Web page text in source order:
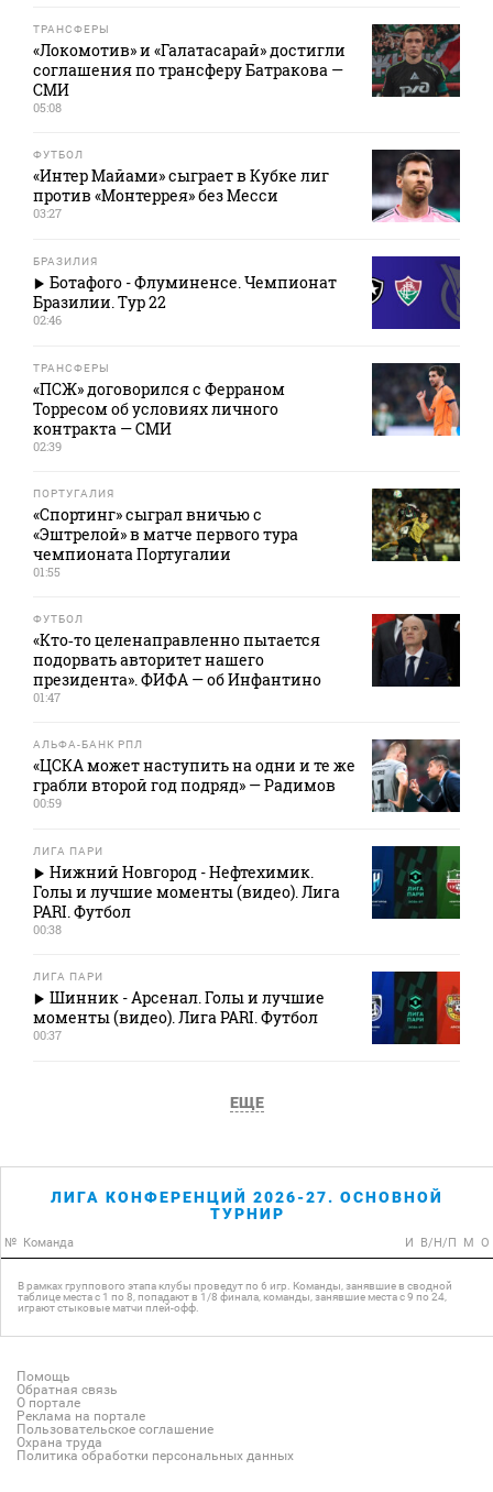
ТРАНСФЕРЫ
«Локомотив» и «Галатасарай» достигли
соглашения по трансферу Батракова —
СМИ
05:08
ФУТБОЛ
«Интер Майами» сыграет в Кубке лиг
против «Монтеррея» без Месси
03:27
БРАЗИЛИЯ
Ботафого - Флуминенсе. Чемпионат
Бразилии. Тур 22
02:46
ТРАНСФЕРЫ
«ПСЖ» договорился с Ферраном
Торресом об условиях личного
контракта — СМИ
02:39
ПОРТУГАЛИЯ
«Спортинг» сыграл вничью с
«Эштрелой» в матче первого тура
чемпионата Португалии
01:55
ФУТБОЛ
«Кто‑то целенаправленно пытается
подорвать авторитет нашего
президента». ФИФА — об Инфантино
01:47
АЛЬФА-БАНК РПЛ
«ЦСКА может наступить на одни и те же
грабли второй год подряд» — Радимов
00:59
ЛИГА ПАРИ
Нижний Новгород - Нефтехимик.
Голы и лучшие моменты (видео). Лига
PARI. Футбол
00:38
ЛИГА ПАРИ
Шинник - Арсенал. Голы и лучшие
моменты (видео). Лига PARI. Футбол
00:37
ЕЩЕ
ЛИГА КОНФЕРЕНЦИЙ 2026-27. ОСНОВНОЙ
ТУРНИР
№ Команда И В/Н/П М О
В рамках группового этапа клубы проведут по 6 игр. Команды, занявшие в сводной
таблице места с 1 по 8, попадают в 1/8 финала, команды, занявшие места с 9 по 24,
играют стыковые матчи плей-офф.
Помощь
Обратная связь
О портале
Реклама на портале
Пользовательское соглашение
Охрана труда
Политика обработки персональных данных